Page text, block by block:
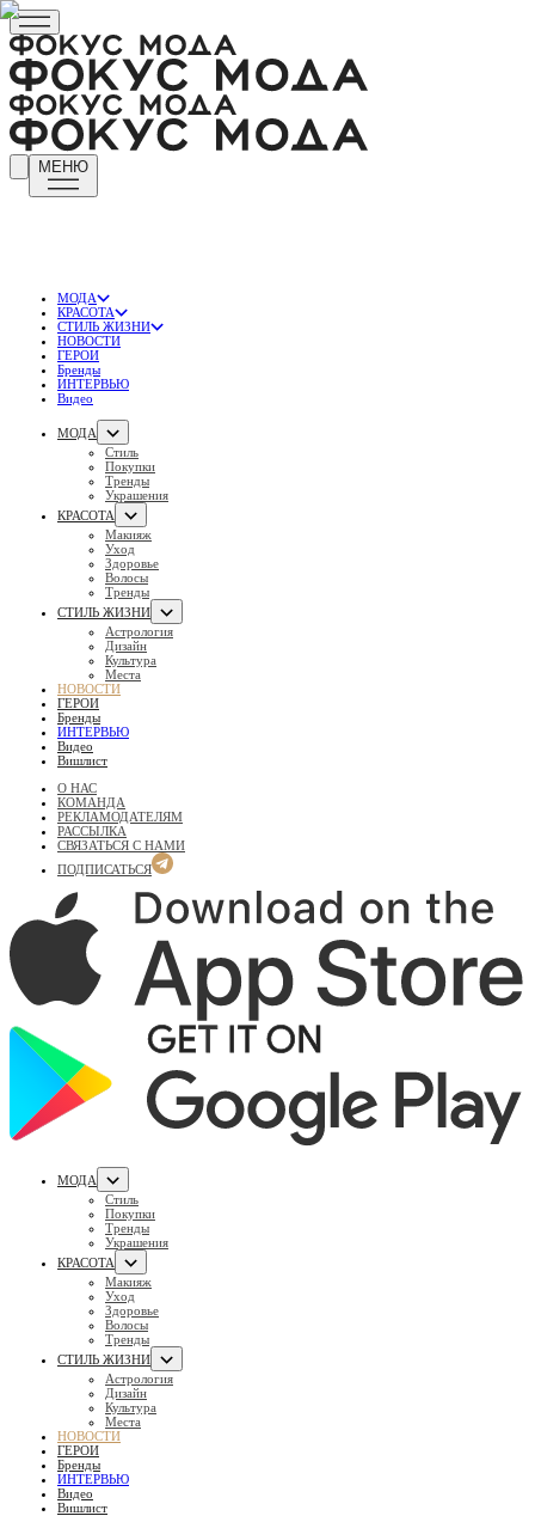
МЕНЮ
МОДА
КРАСОТА
СТИЛЬ ЖИЗНИ
НОВОСТИ
ГЕРОИ
Бренды
ИНТЕРВЬЮ
Видео
МОДА
Стиль
Покупки
Тренды
Украшения
КРАСОТА
Макияж
Уход
Здоровье
Волосы
Тренды
СТИЛЬ ЖИЗНИ
Астрология
Дизайн
Культура
Места
НОВОСТИ
ГЕРОИ
Бренды
ИНТЕРВЬЮ
Видео
Вишлист
О НАС
КОМАНДА
РЕКЛАМОДАТЕЛЯМ
РАССЫЛКА
СВЯЗАТЬСЯ С НАМИ
ПОДПИСАТЬСЯ
МОДА
Стиль
Покупки
Тренды
Украшения
КРАСОТА
Макияж
Уход
Здоровье
Волосы
Тренды
СТИЛЬ ЖИЗНИ
Астрология
Дизайн
Культура
Места
НОВОСТИ
ГЕРОИ
Бренды
ИНТЕРВЬЮ
Видео
Вишлист